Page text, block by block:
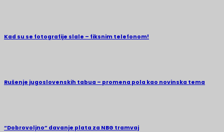
Kad su se fotografije slale – fiksnim telefonom!
Rušenje jugoslovenskih tabua – promena pola kao novinska tema
“Dobrovoljno” davanje plata za NBG tramvaj